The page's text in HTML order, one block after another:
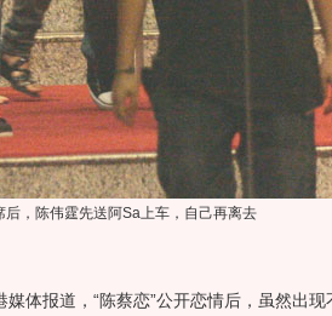
后，陈伟霆先送阿Sa上车，自己再离去
报道，“陈蔡恋”公开恋情后，虽然出现